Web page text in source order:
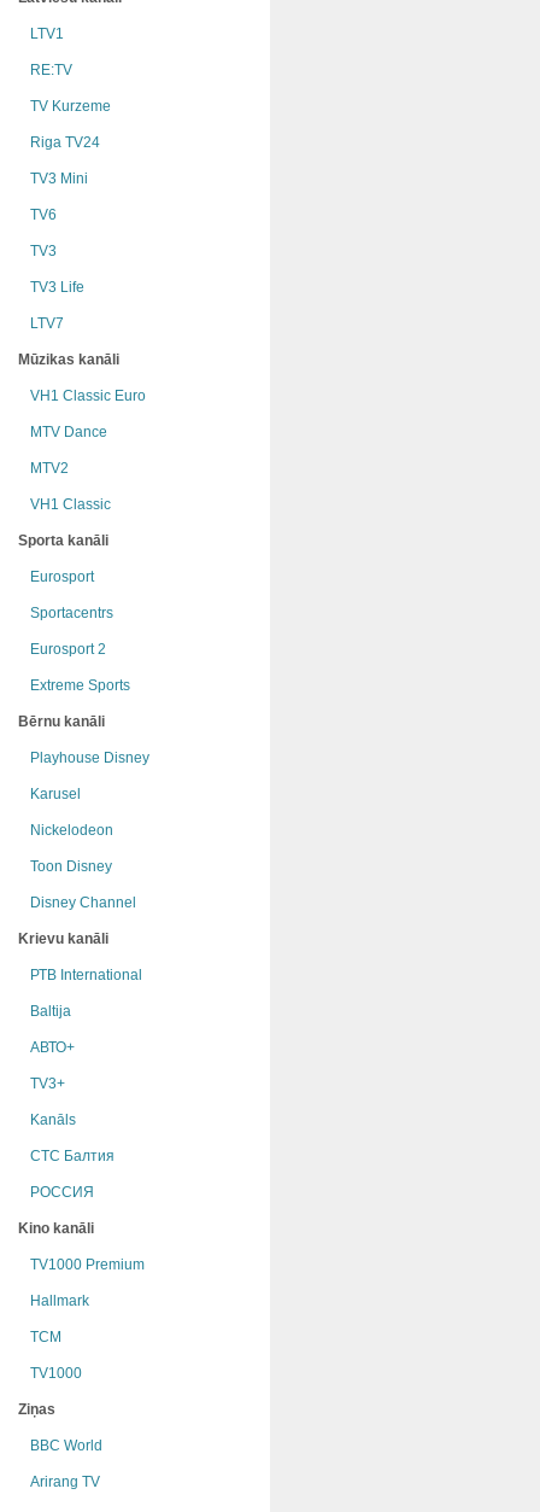
LTV1
RE:TV
TV Kurzeme
Riga TV24
TV3 Mini
TV6
TV3
TV3 Life
LTV7
Mūzikas kanāli
VH1 Classic Euro
MTV Dance
MTV2
VH1 Classic
Sporta kanāli
Eurosport
Sportacentrs
Eurosport 2
Extreme Sports
Bērnu kanāli
Playhouse Disney
Karusel
Nickelodeon
Toon Disney
Disney Channel
Krievu kanāli
РТB International
Baltija
АВТО+
TV3+
Kanāls
СТС Балтия
РОССИЯ
Kino kanāli
TV1000 Premium
Hallmark
TCM
TV1000
Ziņas
BBC World
Arirang TV